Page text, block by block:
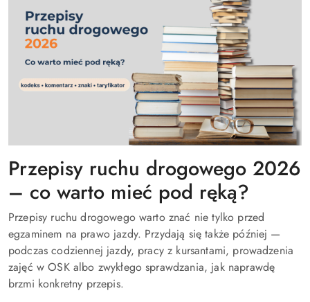
Przepisy ruchu drogowego 2026
– co warto mieć pod ręką?
Przepisy ruchu drogowego warto znać nie tylko przed
egzaminem na prawo jazdy. Przydają się także później —
podczas codziennej jazdy, pracy z kursantami, prowadzenia
zajęć w OSK albo zwykłego sprawdzania, jak naprawdę
brzmi konkretny przepis.